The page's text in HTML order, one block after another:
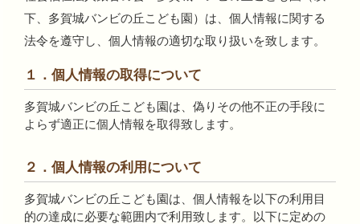
下、多賀城バンビの丘こども園）は、個人情報に関する
法令を遵守し、個人情報の適切な取り扱いを致します。
１．個人情報の取得について
多賀城バンビの丘こども園は、偽りその他不正の手段に
よらず適正に個人情報を取得致します。
２．個人情報の利用について
多賀城バンビの丘こども園は、個人情報を以下の利用目
的の達成に必要な範囲内で利用致します。以下に定めの